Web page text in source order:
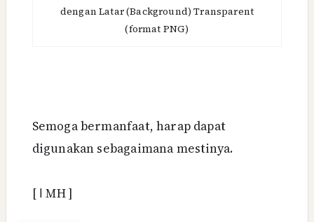
dengan Latar (Background) Transparent
(format PNG)
Semoga bermanfaat, harap dapat
digunakan sebagaimana mestinya.
[ ا MH ]